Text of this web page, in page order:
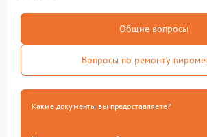
Общие вопросы
Вопросы по ремонту
Какие документы вы предоставляете?